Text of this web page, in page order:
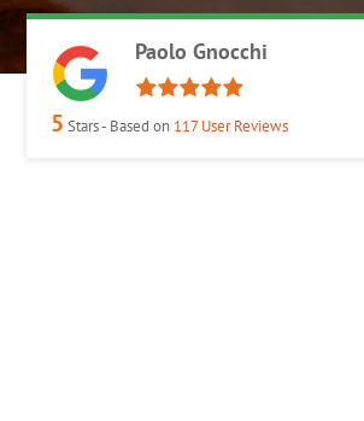
Paolo Gnocchi
5 Stars - Based on 117User Reviews